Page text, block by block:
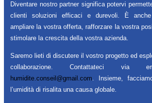
Diventare nostro partner significa potervi
clienti soluzioni efficaci e durevoli. È anche
ampliare la vostra offerta, rafforzare la vostra
stimolare la crescita della vostra azienda.
Saremo lieti di discutere il vostro progetto ed
collaborazione. Contattateci via
humidite.conseil@gmail.com. Insieme,
l’umidità di risalita una causa globale.